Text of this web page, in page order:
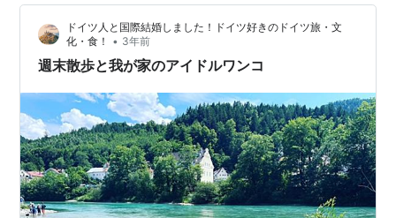
キング ランキング参加中海外旅行 ランキング参加中ドイ
ツ在住者集まれ！ リンク
ドイツ人と国際結婚しました！ドイツ好きのドイツ旅・文
化・食！
• 3年前
週末散歩と我が家のアイドルワンコ